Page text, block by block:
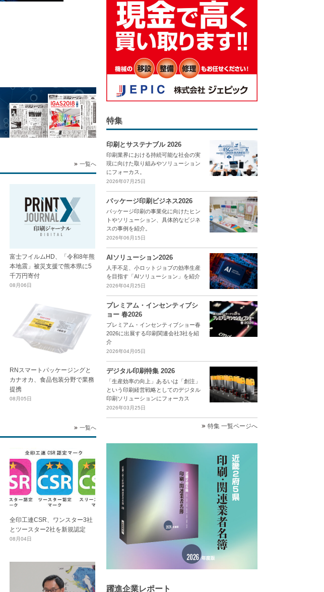
一覧へ
富士フイルムHD、「令和8年熊
本地震」被災支援で熊本県に5
千万円寄付
08月06日
RNスマートパッケージングと
カナオカ、食品包装分野で業務
提携
08月05日
一覧へ
全印工連CSR、ワンスター3社
とツースター2社を新規認定
08月04日
特集
印刷とサステナブル 2026
印刷業界における持続可能な社会の実
現に向けた取り組みやソリューション
にフォーカス。
2026年07月25日
パッケージ印刷ビジネス2026
パッケージ印刷の事業化に向けたヒン
トやソリューション、具体的なビジネ
スの事例を紹介。
2026年06月15日
AIソリューション2026
人手不足、小ロットジョブの効率生産
を目指す「AIソリューション」を紹介
2026年04月25日
プレミアム・インセンティブシ
ョー 春2026
プレミアム・インセンティブショー春
2026に出展する印刷関連会社3社を紹
介
2026年04月05日
デジタル印刷特集 2026
「生産効率の向上」あるいは「創注」
という印刷経営戦略としてのデジタル
印刷ソリューションにフォーカス
2026年03月25日
特集 一覧ページへ
躍進企業レポート